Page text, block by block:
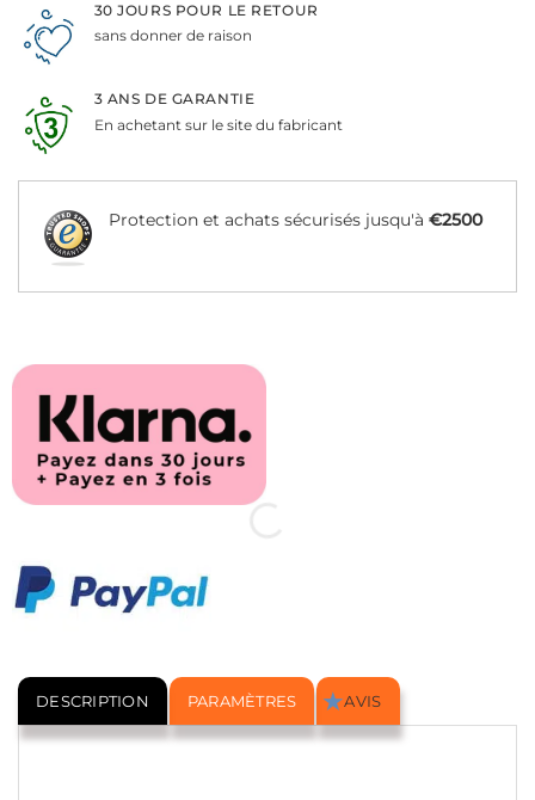
30 JOURS POUR LE RETOUR
sans donner de raison
3 ANS DE GARANTIE
En achetant sur le site du fabricant
Protection et achats sécurisés jusqu'à €2500
DESCRIPTION PARAMÈTRES AVIS